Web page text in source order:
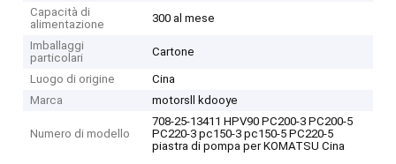
Capacità di
alimentazione
300 al mese
Imballaggi
particolari
Cartone
Luogo di origine
Cina
Marca
motorsll kdooye
Numero di modello
708-25-13411 HPV90 PC200-3 PC200-5
PC220-3 pc150-3 pc150-5 PC220-5
piastra di pompa per KOMATSU Cina